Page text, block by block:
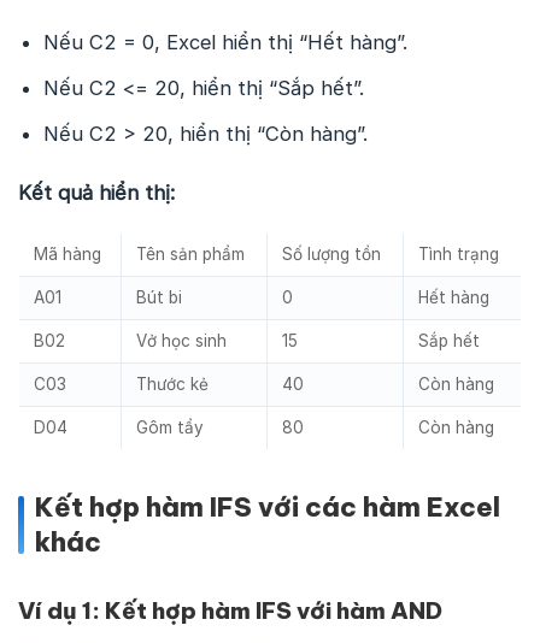
Nếu C2 = 0, Excel hiển thị “Hết hàng”.
Nếu C2 <= 20, hiển thị “Sắp hết”.
Nếu C2 > 20, hiển thị “Còn hàng”.
Kết quả hiển thị:
Mã hàng Tên sản phẩm Số lượng tồn Tình trạng
A01 Bút bi 0 Hết hàng
B02 Vở học sinh 15 Sắp hết
C03 Thước kẻ 40 Còn hàng
D04 Gôm tẩy 80 Còn hàng
Kết hợp hàm IFS với các hàm Excel
khác
Ví dụ 1: Kết hợp hàm IFS với hàm AND